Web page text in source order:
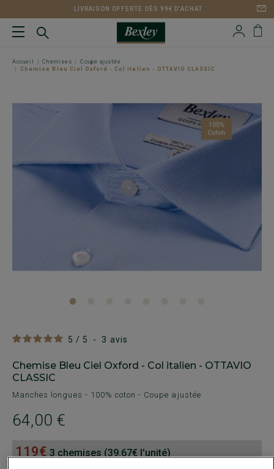
LIVRAISON OFFERTE DÈS 99€ D'ACHAT
Accueil Chemises
Coupe ajustée
Chemise Bleu Ciel Oxford - Col italien - OTTAVIO CLASSIC
5 / 5 - 3 avis
Chemise Bleu Ciel Oxford - Col italien - OTTAVIO
CLASSIC
Manches longues - 100% coton - Coupe ajustée
64,00 €
119€ 3 chemises (39.67€ l'unité)